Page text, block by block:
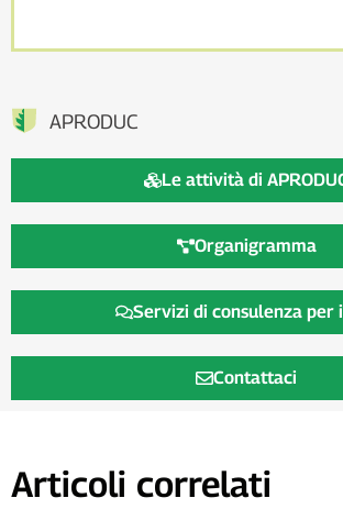
APRODUC
Le attività di
Organigramma
Servizi di consulenza per
Contattaci
Articoli correlati